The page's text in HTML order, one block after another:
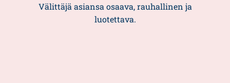
Välittäjä asiansa osaava, rauhallinen ja
luotettava.